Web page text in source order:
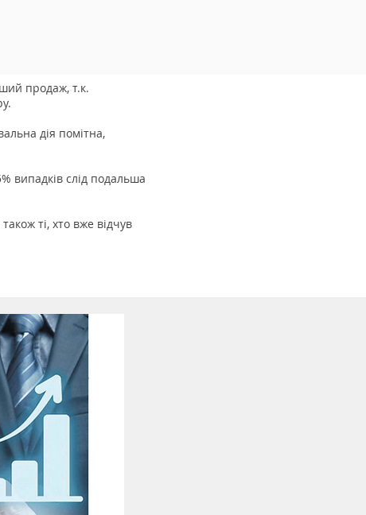
продаж, т.к.
дія помітна,
випадків слід подальша
ті, хто вже відчув